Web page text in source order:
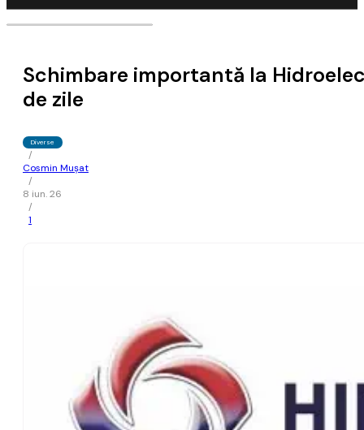
Schimbare importantă la
de zile
Diverse
/
Cosmin Mușat
/
8 iun. 26
/
1